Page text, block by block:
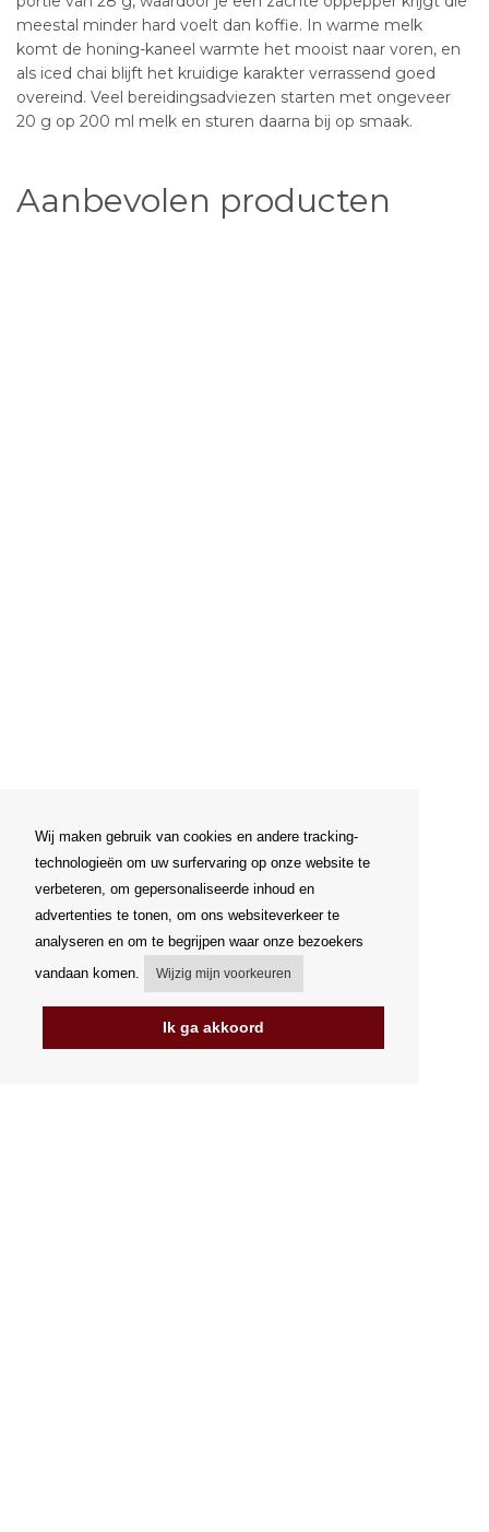
Wij maken gebruik van cookies en andere tracking-
technologieën om uw surfervaring op onze website te
verbeteren, om gepersonaliseerde inhoud en
advertenties te tonen, om ons websiteverkeer te
analyseren en om te begrijpen waar onze bezoekers
vandaan komen.
Wijzig mijn voorkeuren
Ik ga akkoord
meestal minder hard voelt dan koffie. In warme melk
komt de honing-kaneel warmte het mooist naar voren, en
als iced chai blijft het kruidige karakter verrassend goed
overeind. Veel bereidingsadviezen starten met ongeveer
20 g op 200 ml melk en sturen daarna bij op smaak.
Aanbevolen producten